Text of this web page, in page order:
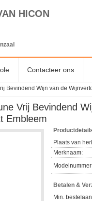
HICON
Contacteer ons
Bevindend Wijn van de
Vrij Bevindend
Embleem
Plaats van
Merknaam:
Betalen &
Min.